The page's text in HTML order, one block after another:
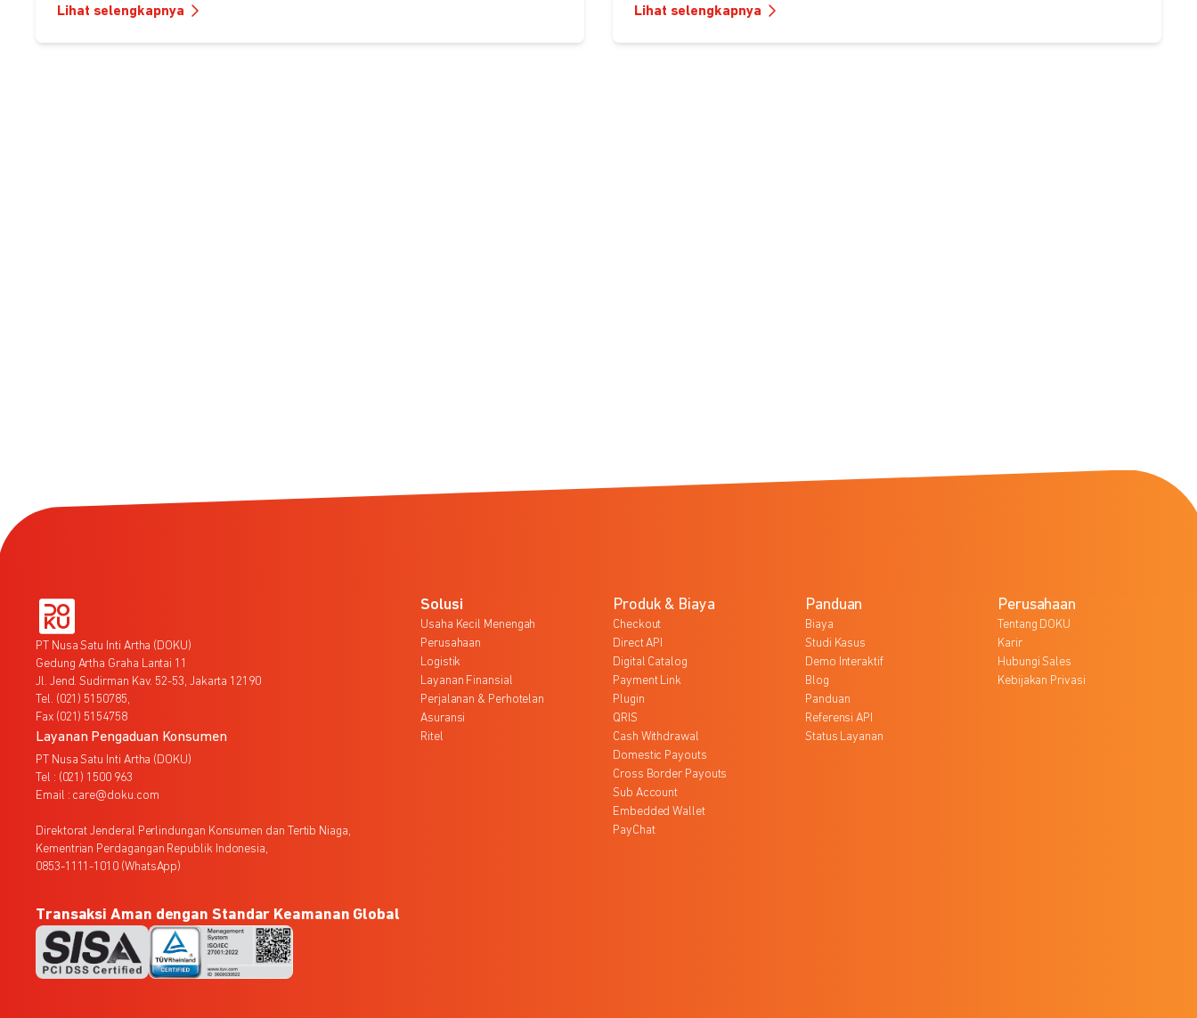
Lihat selengkapnya
Lihat selengkapnya
PT Nusa Satu Inti Artha (DOKU)
Gedung Artha Graha Lantai 11
Jl. Jend. Sudirman Kav. 52-53, Jakarta 12190
Tel. (021) 5150785,
Fax (021) 5154758
Layanan Pengaduan Konsumen
PT Nusa Satu Inti Artha (DOKU)
Tel : (021) 1500 963
Email : care@doku.com
Direktorat Jenderal Perlindungan Konsumen dan Tertib Niaga,
Kementrian Perdagangan Republik Indonesia,
0853-1111-1010 (WhatsApp)
Solusi
Usaha Kecil Menengah
Perusahaan
Logistik
Layanan Finansial
Perjalanan & Perhotelan
Asuransi
Ritel
Produk & Biaya
Checkout
Direct API
Digital Catalog
Payment Link
Plugin
QRIS
Cash Withdrawal
Domestic Payouts
Cross Border Payouts
Sub Account
Embedded Wallet
PayChat
Panduan
Biaya
Studi Kasus
Demo Interaktif
Blog
Panduan
Referensi API
Status Layanan
Perusahaan
Tentang DOKU
Karir
Hubungi Sales
Kebijakan Privasi
Transaksi Aman dengan Standar Keamanan Global